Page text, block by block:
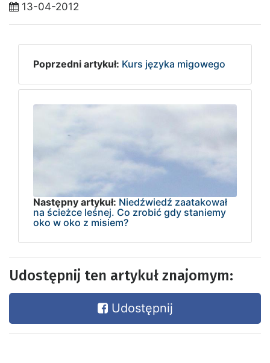
13-04-2012
Poprzedni artykuł: Kurs języka migowego
Następny artykuł: Niedźwiedź zaatakował
na ścieżce leśnej. Co zrobić gdy staniemy
oko w oko z misiem?
Udostępnij ten artykuł znajomym:
Udostępnij